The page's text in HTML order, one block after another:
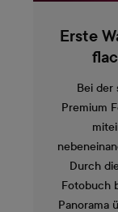
Erste
Bei der
Premium
Durch
Fotobuch
Panorama